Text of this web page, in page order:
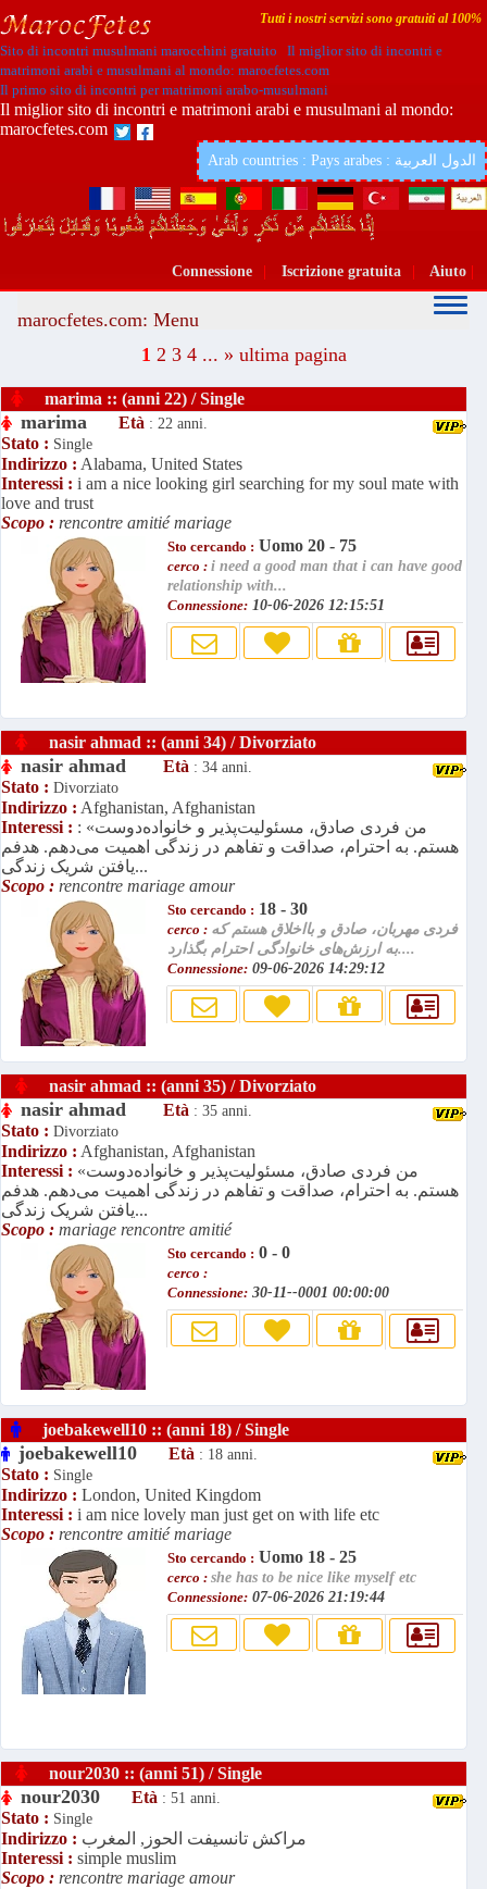
Tutti i nostri servizi sono gratuiti al 100%
Sito di incontri musulmani marocchini gratuito Il miglior sito di incontri e
matrimoni arabi e musulmani al mondo: marocfetes.com
Il primo sito di incontri per matrimoni arabo-musulmani
Il miglior sito di incontri e matrimoni arabi e musulmani al mondo:
marocfetes.com
Arab countries : Pays arabes : الدول العربية
Connessione Iscrizione gratuita Aiuto
marocfetes.com: Menu
1 2 3 4... » ultima pagina
marima :: (anni 22) / Single
marima Età : 22 anni.
Stato : Single
Indirizzo : Alabama, United States
Interessi : i am a nice looking girl searching for my soul mate with
love and trust
Scopo : rencontre amitié mariage
Sto cercando : Uomo 20 - 75
cerco : i need a good man that i can have good
relationship with...
Connessione: 10-06-2026 12:15:51
nasir ahmad :: (anni 34) / Divorziato
nasir ahmad Età : 34 anni.
Stato : Divorziato
Indirizzo : Afghanistan, Afghanistan
Interessi : : «من فردی صادق، مسئولیت‌پذیر و خانواده‌دوست
هستم. به احترام، صداقت و تفاهم در زندگی اهمیت می‌دهم. هدفم
یافتن شریک زندگی...
Scopo : rencontre mariage amour
Sto cercando : 18 - 30
cerco : فردی مهربان، صادق و بااخلاق هستم که
به ارزش‌های خانوادگی احترام بگذارد....
Connessione: 09-06-2026 14:29:12
nasir ahmad :: (anni 35) / Divorziato
nasir ahmad Età : 35 anni.
Stato : Divorziato
Indirizzo : Afghanistan, Afghanistan
Interessi : «من فردی صادق، مسئولیت‌پذیر و خانواده‌دوست
هستم. به احترام، صداقت و تفاهم در زندگی اهمیت می‌دهم. هدفم
یافتن شریک زندگی...
Scopo : mariage rencontre amitié
Sto cercando : 0 - 0
cerco :
Connessione: 30-11--0001 00:00:00
joebakewell10 :: (anni 18) / Single
joebakewell10 Età : 18 anni.
Stato : Single
Indirizzo : London, United Kingdom
Interessi : i am nice lovely man just get on with life etc
Scopo : rencontre amitié mariage
Sto cercando : Uomo 18 - 25
cerco : she has to be nice like myself etc
Connessione: 07-06-2026 21:19:44
nour2030 :: (anni 51) / Single
nour2030 Età : 51 anni.
Stato : Single
Indirizzo : مراكش تانسيفت الحوز, المغرب
Interessi : simple muslim
Scopo : rencontre mariage amour